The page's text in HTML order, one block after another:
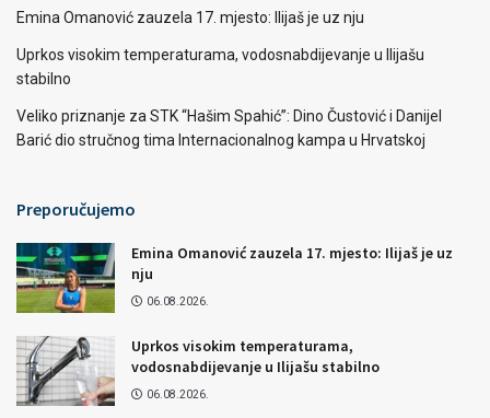
Emina Omanović zauzela 17. mjesto: Ilijaš je uz nju
Uprkos visokim temperaturama, vodosnabdijevanje u Ilijašu
stabilno
Veliko priznanje za STK “Hašim Spahić”: Dino Čustović i Danijel
Barić dio stručnog tima Internacionalnog kampa u Hrvatskoj
Preporučujemo
Emina Omanović zauzela 17. mjesto: Ilijaš je uz
nju
06.08.2026.
Uprkos visokim temperaturama,
vodosnabdijevanje u Ilijašu stabilno
06.08.2026.